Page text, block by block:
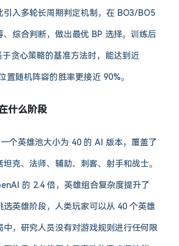
引入多轮长周期判定机制，在 BO3/BO5
、综合判断，做出最优 BP 选择。训练后
贪心策略的基准方法时，能达到近
置随机阵容的胜率更接近 90%。
什么阶段
个英雄池大小为 40 的 AI 版本，覆盖了
克、法师、辅助、刺客、射手和战士。
的 2.4 倍，英雄组合复杂度提升了
选英雄阶段，人类玩家可以从 40 个英雄
中，研究人员没有对游戏规则进行任何限